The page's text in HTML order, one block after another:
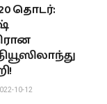
20 தொடர்:
10-12